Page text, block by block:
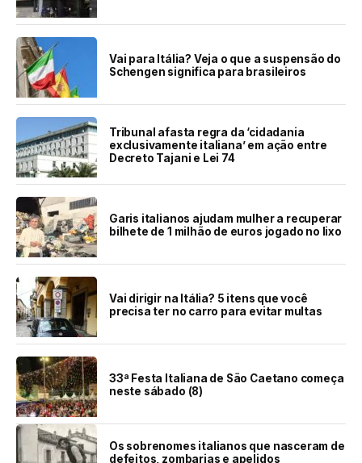
Vai para Itália? Veja o que a suspensão do
Schengen significa para brasileiros
Tribunal afasta regra da ‘cidadania
exclusivamente italiana’ em ação entre
Decreto Tajani e Lei 74
Garis italianos ajudam mulher a recuperar
bilhete de 1 milhão de euros jogado no lixo
Vai dirigir na Itália? 5 itens que você
precisa ter no carro para evitar multas
33ª Festa Italiana de São Caetano começa
neste sábado (8)
Os sobrenomes italianos que nasceram de
defeitos, zombarias e apelidos